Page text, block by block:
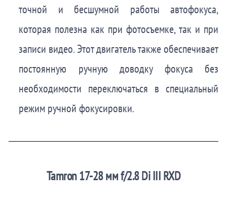
точной и бесшумной работы автофокуса,
которая полезна как при фотосъемке, так и при
записи видео. Этот двигатель также обеспечивает
постоянную ручную доводку фокуса без
необходимости переключаться в специальный
режим ручной фокусировки.
Tamron 17-28 мм f/2.8 Di III RXD